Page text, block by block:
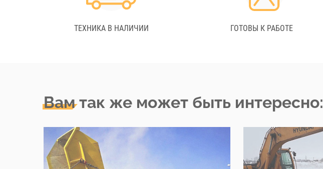
ТЕХНИКА В НАЛИЧИИ ГОТОВЫ К РАБОТЕ
Вам так же может быть интересно: